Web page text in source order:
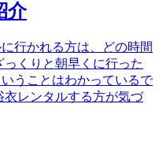
介
行かれる方は、どの時間
くりと朝早くに行った
うことはわかっているで
衣レンタルする方が気づ